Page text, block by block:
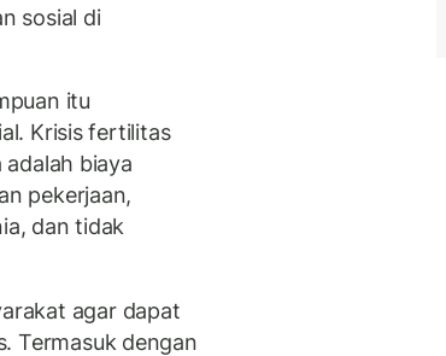
sosial di
itu
Krisis fertilitas
biaya
pekerjaan,
dan tidak
agar dapat
Termasuk dengan